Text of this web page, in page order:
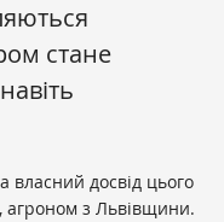
стане
власний досвід цього
, агроном з Львівщини.